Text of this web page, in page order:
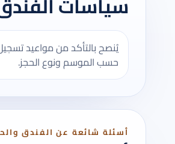
يُنصح بالتأكد من مواعيد
حسب الموسم ونوع الحجز.
أسئلة شائعة عن الفندق